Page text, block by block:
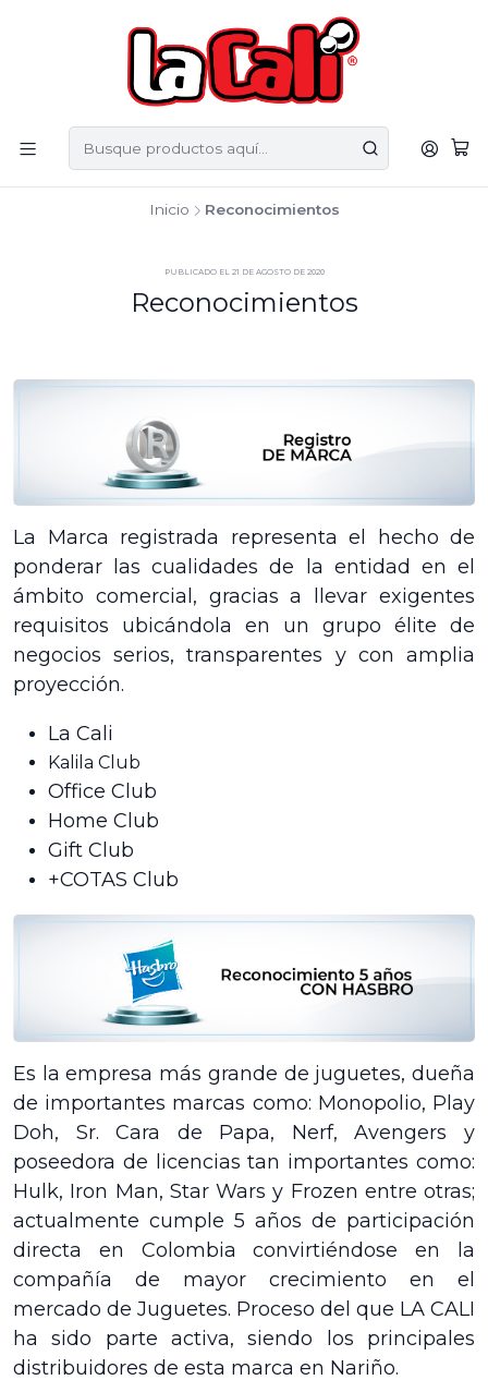
Inicio Reconocimientos
PUBLICADO EL 21 DE AGOSTO DE 2020
Reconocimientos
La Marca registrada representa el hecho de
ponderar las cualidades de la entidad en el
ámbito comercial, gracias a llevar exigentes
requisitos ubicándola en un grupo élite de
negocios serios, transparentes y con amplia
proyección.
La Cali
Kalila Club
Office Club
Home Club
Gift Club
+COTAS Club
Es la empresa más grande de juguetes, dueña
de importantes marcas como: Monopolio, Play
Doh, Sr. Cara de Papa, Nerf, Avengers y
poseedora de licencias tan importantes como:
Hulk, Iron Man, Star Wars y Frozen entre otras;
actualmente cumple 5 años de participación
directa en Colombia convirtiéndose en la
compañía de mayor crecimiento en el
mercado de Juguetes. Proceso del que LA CALI
ha sido parte activa, siendo los principales
distribuidores de esta marca en Nariño.